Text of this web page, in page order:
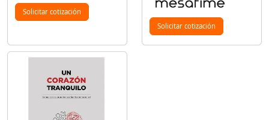
Solicitar cotización
Solicitar cotización